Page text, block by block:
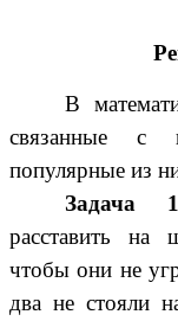
В
связанные с
популярные из
Задача
расставить на
чтобы они не
два не стояли